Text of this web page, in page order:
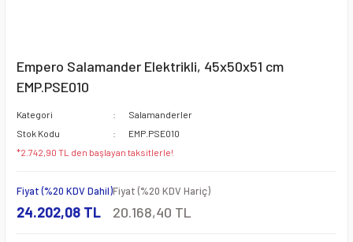
Empero Salamander Elektrikli, 45x50x51 cm
EMP.PSE010
Kategori
Salamanderler
Stok Kodu
EMP.PSE010
*2.742,90 TL den başlayan taksitlerle!
Fiyat (%20 KDV Dahil)
24.202,08 TL
Fiyat (%20 KDV Hariç)
20.168,40 TL